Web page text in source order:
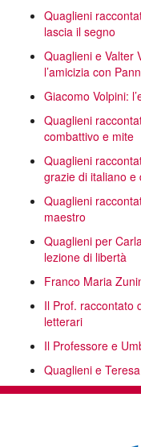
Quaglieni
lascia il segno
Quaglieni e Valter
l’amicizia con
Giacomo Volpini:
Quaglieni
combattivo e mite
Quaglieni
grazie di italiano e
Quaglieni
maestro
Quaglieni per
lezione di libertà
Franco Maria
Il Prof. raccontato
letterari
Il Professore e
Quaglieni e